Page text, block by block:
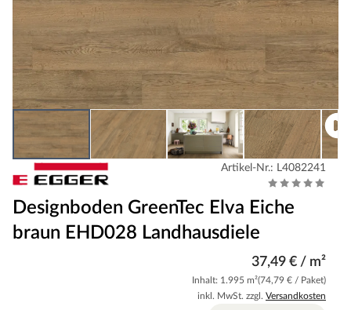
Artikel-Nr.: L4082241
Designboden GreenTec Elva Eiche
braun EHD028 Landhausdiele
37,49 € / m²
Inhalt: 1.995 m²(74,79 € / Paket)
inkl. MwSt. zzgl. Versandkosten